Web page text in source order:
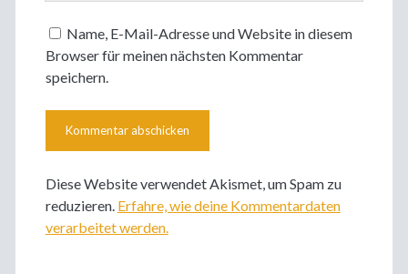
Name, E-Mail-Adresse und Website in diesem
Browser für meinen nächsten Kommentar
speichern.
Diese Website verwendet Akismet, um Spam zu
reduzieren. Erfahre, wie deine Kommentardaten
verarbeitet werden.